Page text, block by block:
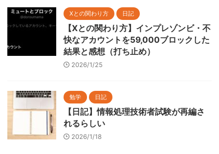
Xとの関わり方 日記
【Xとの関わり方】インプレゾンビ・不
快なアカウントを59,000ブロックした
結果と感想（打ち止め）
2026/1/25
勉学 日記
【日記】情報処理技術者試験が再編さ
れるらしい
2026/1/18